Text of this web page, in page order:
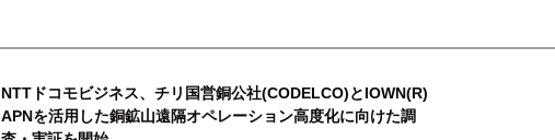
NTTドコモビジネス、チリ国営銅公社(CODELCO)とIOWN(R)
APNを活用した銅鉱山遠隔オペレーション高度化に向けた調